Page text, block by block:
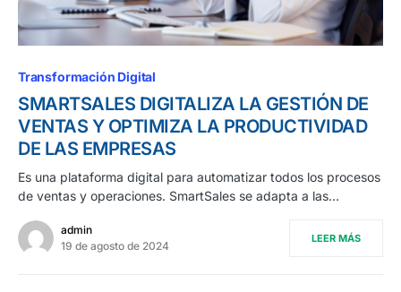
Transformación Digital
SMARTSALES DIGITALIZA LA GESTIÓN DE
VENTAS Y OPTIMIZA LA PRODUCTIVIDAD
DE LAS EMPRESAS
Es una plataforma digital para automatizar todos los procesos
de ventas y operaciones. SmartSales se adapta a las…
admin
19 de agosto de 2024
LEER MÁS